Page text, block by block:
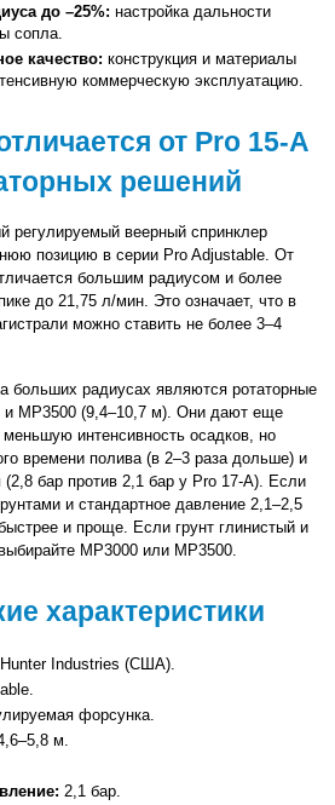
до –25%: настройка дальности
сопла.
качество: конструкция и материалы
коммерческую эксплуатацию.
от Pro 15-A
решений
регулируемый веерный спринклер
позицию в серии Pro Adjustable. От
большим радиусом и более
до 21,75 л/мин. Это означает, что в
можно ставить не более 3–4
больших радиусах являются ротаторные
и MP3500 (9,4–10,7 м). Они дают еще
интенсивность осадков, но
времени полива (в 2–3 раза дольше) и
бар против 2,1 бар у Pro 17-A). Если
и стандартное давление 2,1–2,5
и проще. Если грунт глинистый и
MP3000 или MP3500.
характеристики
Hunter Industries (США).
форсунка.
м.
2,1 бар.